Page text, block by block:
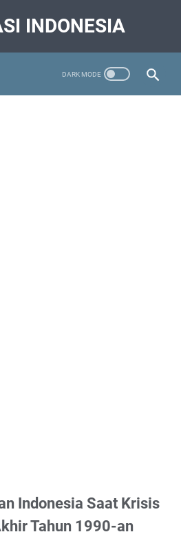
INDONESIA
Indonesia Saat Krisis
Tahun 1990-an